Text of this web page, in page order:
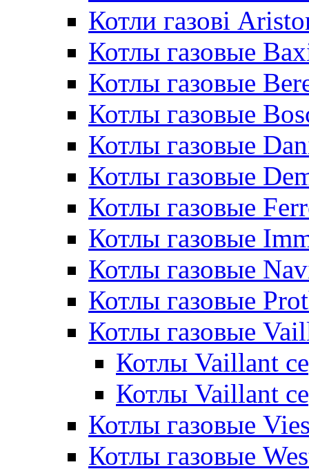
Котли газові
Котлы газовые
Котлы газовые
Котлы газовые
Котлы газовые
Котлы газовые
Котлы газовые
Котлы газовые
Котлы газовые
Котлы газовые
Котлы газовые
Котлы Vaillant
Котлы Vaillant
Котлы газовые
Котлы газовые